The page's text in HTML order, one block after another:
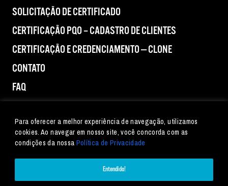
Para oferecer a melhor experiência de navegação, utilizamos
cookies. Ao navegar em nosso site, você concorda com as
condições da nossa Política de Privacidade
Entendido!
SOLICITAÇÃO DE CERTIFICADO
CERTIFICAÇÃO PQO – CADASTRO DE CLIENTES
CERTIFICAÇÃO E CREDENCIAMENTO — CLONE
CONTATO
FAQ